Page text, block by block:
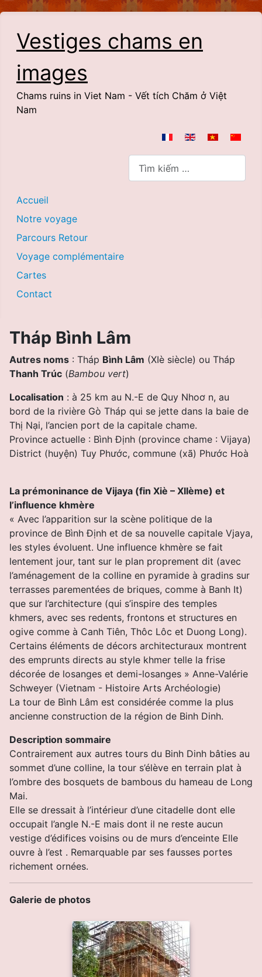
Vestiges chams en
images
Chams ruins in Viet Nam - Vết tích Chăm ở Việt
Nam
Quản lý tìm kiếm
Accueil
Notre voyage
Parcours Retour
Voyage complémentaire
Cartes
Contact
Tháp Bình Lâm
Autres noms : Tháp Bình Lâm (XIè siècle) ou Tháp
Thanh Trúc (Bambou vert)
Localisation : à 25 km au N.-E de Quy Nhoơ n, au
bord de la rivière Gò Tháp qui se jette dans la baie de
Thị Nại, l’ancien port de la capitale chame.
Province actuelle : Bình Ðịnh (province chame : Vijaya)
District (huyện) Tuy Phước, commune (xã) Phước Hoà
La prémoninance de Vijaya (fin Xiè – XIIème) et
l’influence khmère
« Avec l’apparition sur la scène politique de la
province de Bình Ðịnh et de sa nouvelle capitale Vjaya,
les styles évoluent. Une influence khmère se fait
lentement jour, tant sur le plan proprement dit (avec
l’aménagement de la colline en pyramide à gradins sur
terrasses parementées de briques, comme à Banh It)
que sur l’architecture (qui s’inspire des temples
khmers, avec ses redents, frontons et structures en
ogive comme à Canh Tiên, Thôc Lôc et Duong Long).
Certains éléments de décors architecturaux montrent
des emprunts directs au style khmer telle la frise
décorée de losanges et demi-losanges » Anne-Valérie
Schweyer (Vietnam - Histoire Arts Archéologie)
La tour de Bình Lâm est considérée comme la plus
ancienne construction de la région de Binh Dinh.
Description sommaire
Contrairement aux autres tours du Binh Dinh bâties au
sommet d’une colline, la tour s’élève en terrain plat à
l’ombre des bosquets de bambous du hameau de Long
Mai.
Elle se dressait à l’intérieur d’une citadelle dont elle
occupait l’angle N.-E mais dont il ne reste aucun
vestige d’édifices voisins ou de murs d’enceinte Elle
ouvre à l’est . Remarquable par ses fausses portes
richement ornées.
Galerie de photos